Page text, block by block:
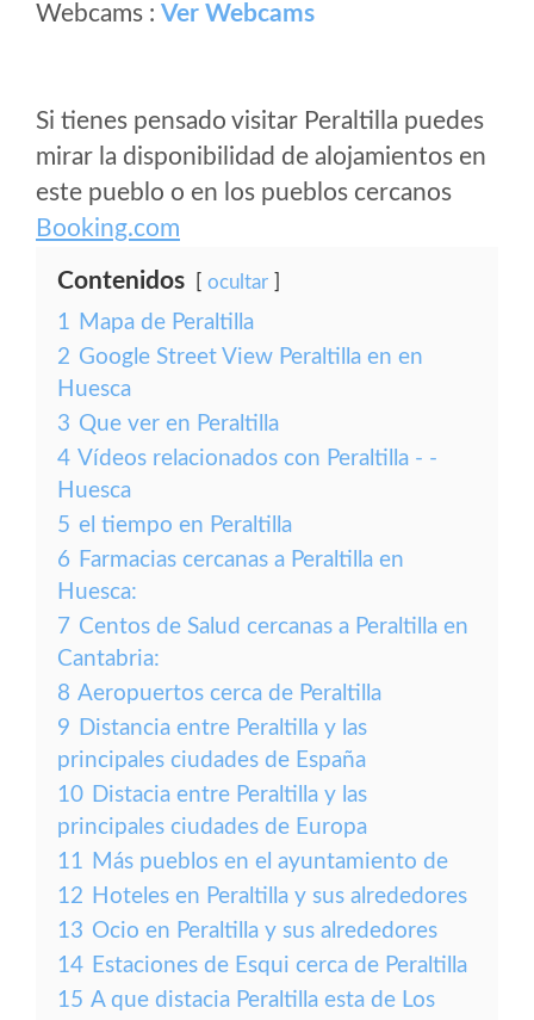
Webcams : Ver Webcams
Si tienes pensado visitar Peraltilla puedes
mirar la disponibilidad de alojamientos en
este pueblo o en los pueblos cercanos
Booking.com
Contenidos ocultar
1 Mapa de Peraltilla
2 Google Street View Peraltilla en en
Huesca
3 Que ver en Peraltilla
4 Vídeos relacionados con Peraltilla - -
Huesca
5 el tiempo en Peraltilla
6 Farmacias cercanas a Peraltilla en
Huesca:
7 Centos de Salud cercanas a Peraltilla en
Cantabria:
8 Aeropuertos cerca de Peraltilla
9 Distancia entre Peraltilla y las
principales ciudades de España
10 Distacia entre Peraltilla y las
principales ciudades de Europa
11 Más pueblos en el ayuntamiento de
12 Hoteles en Peraltilla y sus alrededores
13 Ocio en Peraltilla y sus alrededores
14 Estaciones de Esqui cerca de Peraltilla
15 A que distacia Peraltilla esta de Los